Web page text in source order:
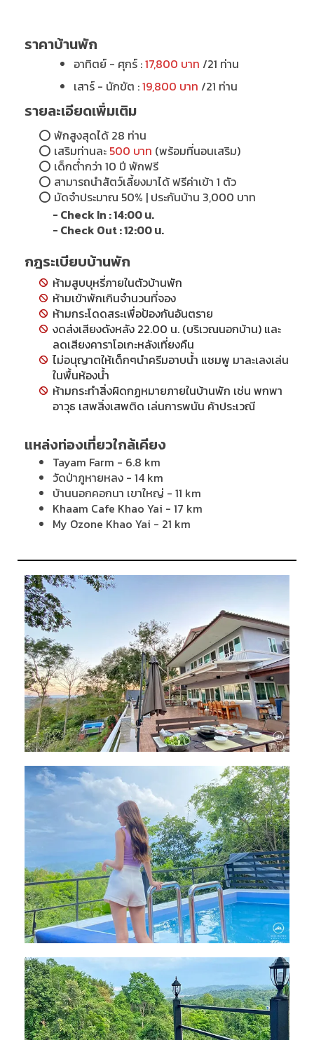
ราคาบ้านพัก
อาทิตย์ - ศุกร์ :17,800 บาท /21 ท่าน
เสาร์ - นักขัต :19,800 บาท /21 ท่าน
รายละเอียดเพิ่มเติม
⭕ พักสูงสุดได้ 28 ท่าน
⭕ เสริมท่านละ 500 บาท (พร้อมที่นอนเสริม)
⭕ เด็กต่ำกว่า 10 ปี พักฟรี
⭕ สามารถนำสัตว์เลี้ยงมาได้ ฟรีค่าเข้า 1 ตัว
⭕ มัดจำประมาณ 50% | ประกันบ้าน 3,000 บาท
- Check In : 14:00 น.
- Check Out : 12:00 น.
กฎระเบียบบ้านพัก
ห้ามสูบบุหรี่ภายในตัวบ้านพัก
ห้ามเข้าพักเกินจำนวนที่จอง
ห้ามกระโดดสระเพื่อป้องกันอันตราย
งดส่งเสียงดังหลัง 22.00 น. (บริเวณนอกบ้าน) และ
ลดเสียงคาราโอเกะหลังเที่ยงคืน
ไม่อนุญาตให้เด็กๆนำครีมอาบน้ำ แชมพู มาละเลงเล่น
ในพื้นห้องน้ำ
ห้ามกระทำสิ่งผิดกฏหมายภายในบ้านพัก เช่น พกพา
อาวุธ เสพสิ่งเสพติด เล่นการพนัน ค้าประเวณี
แหล่งท่องเที่ยวใกล้เคียง
Tayam Farm - 6.8 km
วัดป่าภูหายหลง - 14 km
บ้านนอกคอกนา เขาใหญ่ - 11 km
Khaam Cafe Khao Yai - 17 km
My Ozone Khao Yai - 21 km